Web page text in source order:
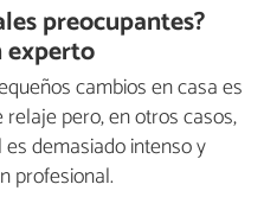
preocupantes?
experto
cambios en casa es
pero, en otros casos,
demasiado intenso y
profesional.